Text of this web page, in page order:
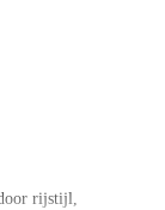
rijstijl,